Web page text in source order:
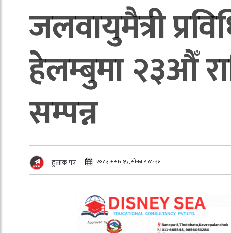
जलवायुमैत्री
हेलम्बुमा २३औँ
सम्पन्न
हुलाक पत्र २०८३ असार १५, सोमबार १८:२४